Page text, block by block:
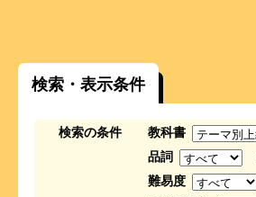
検索・表示条件
検索の条件 教科書
品詞
難易度